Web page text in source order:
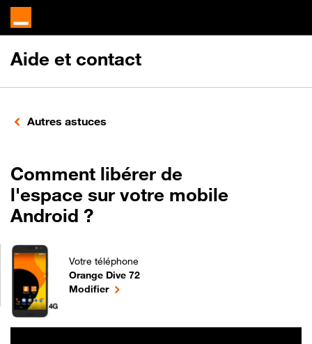
Aide et contact
Autres astuces
Comment libérer de
l'espace sur votre mobile
Android ?
Votre téléphone
Orange Dive 72
Comment libérer de l'espace sur votre mobile
Modifierle téléphone sélectionné